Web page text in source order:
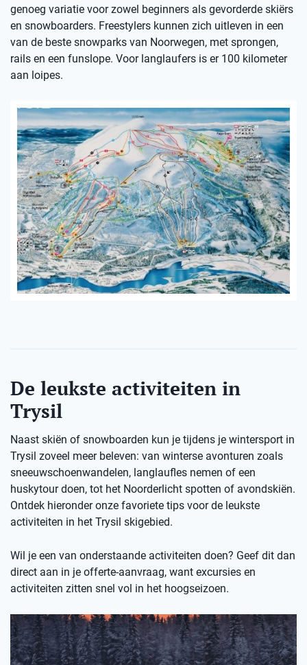
genoeg variatie voor zowel beginners als gevorderde skiërs
en snowboarders. Freestylers kunnen zich uitleven in een
van de beste snowparks van Noorwegen, met sprongen,
rails en een funslope. Voor langlaufers is er 100 kilometer
aan loipes.
De leukste activiteiten in
Trysil
Naast skiën of snowboarden kun je tijdens je wintersport in
Trysil zoveel meer beleven: van winterse avonturen zoals
sneeuwschoenwandelen, langlaufles nemen of een
huskytour doen, tot het Noorderlicht spotten of avondskiën.
Ontdek hieronder onze favoriete tips voor de leukste
activiteiten in het Trysil skigebied.
Wil je een van onderstaande activiteiten doen? Geef dit dan
direct aan in je offerte-aanvraag, want excursies en
activiteiten zitten snel vol in het hoogseizoen.